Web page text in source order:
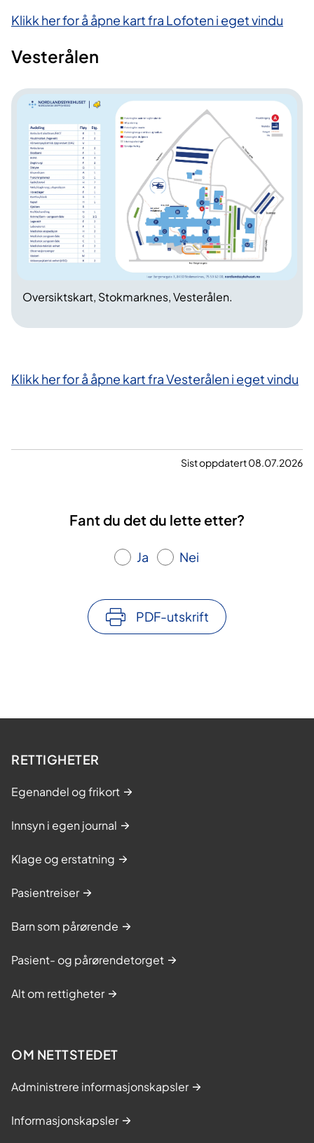
Klikk her for å åpne kart fra Lofoten i eget vindu
Vesterålen
Oversiktskart, Stokmarknes, Vesterålen.
Klikk her for å åpne kart fra Vesterålen i eget vindu
Sist oppdatert 08.07.2026
Fant du det du lette etter?
Ja Nei
PDF-utskrift
RETTIGHETER
Egenandel og frikort
Innsyn i egen journal
Klage og erstatning
Pasientreiser
Barn som pårørende
Pasient- og pårørendetorget
Alt om rettigheter
OM NETTSTEDET
Administrere informasjonskapsler
Informasjonskapsler